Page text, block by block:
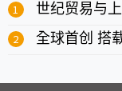
世纪贸易与上博
全球首创 搭载